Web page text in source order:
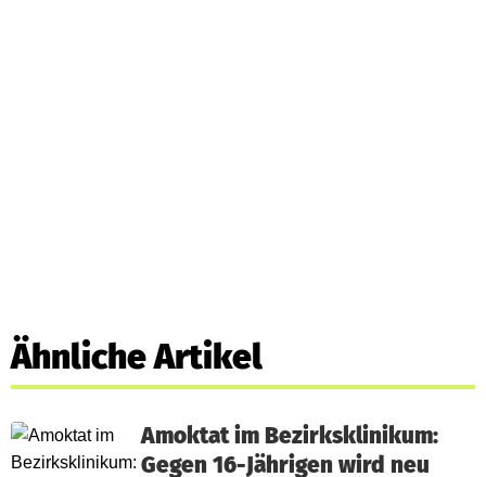
Ähnliche Artikel
Amoktat im Bezirksklinikum:
Gegen 16-Jährigen wird neu